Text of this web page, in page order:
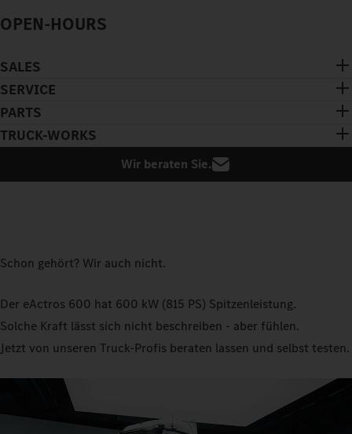
OPEN-HOURS
SALES
SERVICE
PARTS
TRUCK-WORKS
Wir beraten Sie.
Schon gehört? Wir auch nicht.
Der eActros 600 hat 600 kW (815 PS) Spitzenleistung.
Solche Kraft lässt sich nicht beschreiben - aber fühlen.
Jetzt von unseren Truck-Profis beraten lassen und selbst testen.